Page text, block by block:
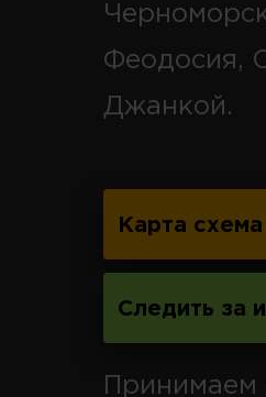
Феодосия,
Джанкой.
Карта
Следить за
Принимаем